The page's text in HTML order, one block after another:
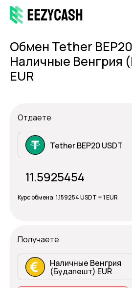
Обмен Tether
Наличные Венгрия
EUR
Отдаете
Tether BEP20 USDT
Курс обмена:1.159254 USDT = 1 EUR
Получаете
Наличные Венгрия
(Будапешт) EUR